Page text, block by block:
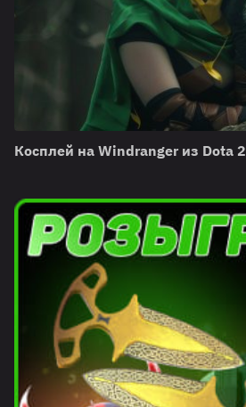
Косплей на Windranger из Dota 2